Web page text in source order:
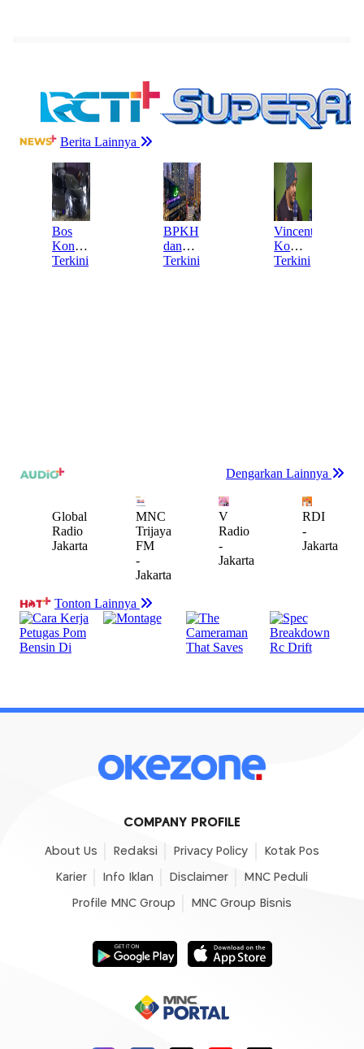
COMPANY PROFILE
About Us Redaksi Privacy Policy Kotak Pos
Karier Info Iklan Disclaimer MNC Peduli
Profile MNC Group MNC Group Bisnis